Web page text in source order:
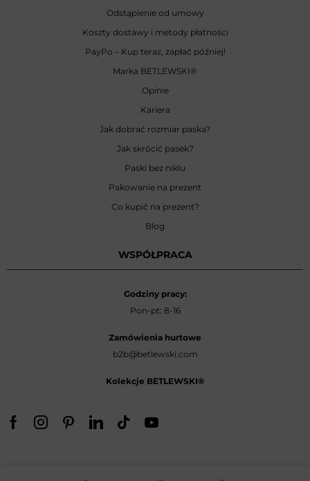
Odstąpienie od umowy
Koszty dostawy i metody płatności
PayPo – Kup teraz, zapłać później!
Marka BETLEWSKI®
Opinie
Kariera
Jak dobrać rozmiar paska?
Jak skrócić pasek?
Paski bez niklu
Pakowanie na prezent
Co kupić na prezent?
Blog
WSPÓŁPRACA
Godziny pracy:
Pon-pt: 8-16
Zamówienia hurtowe
b2b@betlewski.com
Kolekcje BETLEWSKI®